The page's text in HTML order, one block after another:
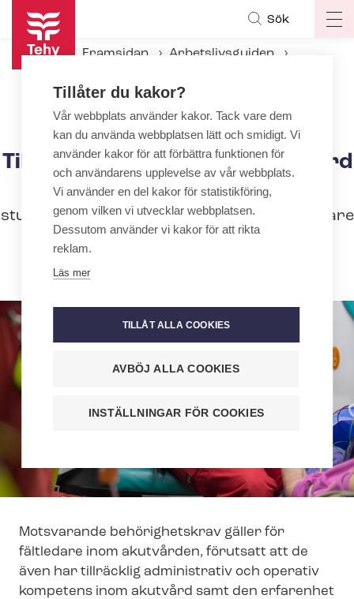
Hoppa
huvudinnehåll
Sök
Framsidan
Arbetslivsguiden
Tilläggs­ut­bild­ning inom akutvård
Tilläggs­ut­bild­ning inom akutvård
Tilläggs­ut­bild­ning­en i akutvård på 30
studiepoäng är särskilt riktad till sjukskötare
som siktar på arbete inom en enhet för
Motsvarande behörighetskrav gäller för
fältledare inom akutvården, förutsatt att de
även har tillräcklig administrativ och operativ
kompetens inom akutvård samt den erfarenhet
Tillåter du kakor?
Vår webbplats använder kakor. Tack vare dem
kan du använda webbplatsen lätt och smidigt. Vi
använder kakor för att förbättra funktionen för
och användarens upplevelse av vår webbplats.
Vi använder en del kakor för statistikföring,
genom vilken vi utvecklar webbplatsen.
Dessutom använder vi kakor för att rikta
reklam.
Läs mer
TILLÅT ALLA COOKIES
AVBÖJ ALLA COOKIES
INSTÄLLNINGAR FÖR COOKIES